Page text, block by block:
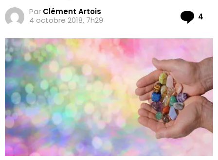
Par Clément Artois
4 octobre 2018, 7h29
4